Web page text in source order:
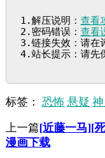
1.解压说明： 查看
2.密码错误： 查看
3.链接失效：请在
4.站长提示：请先
标签： 恐怖 悬疑
上一篇[近藤一马][
漫画下载